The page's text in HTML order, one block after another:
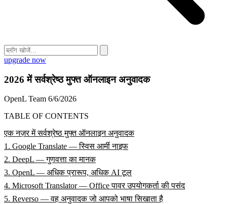
upgrade now
2026 में सर्वश्रेष्ठ मुफ्त ऑनलाइन अनुवादक
OpenL Team 6/6/2026
TABLE OF CONTENTS
एक नज़र में सर्वश्रेष्ठ मुफ्त ऑनलाइन अनुवादक
1. Google Translate — स्विस आर्मी नाइफ
2. DeepL — गुणवत्ता का मानक
3. OpenL — अधिक प्रारूप, अधिक AI टूल
4. Microsoft Translator — Office पावर उपयोगकर्ता की पसंद
5. Reverso — वह अनुवादक जो आपको भाषा सिखाता है